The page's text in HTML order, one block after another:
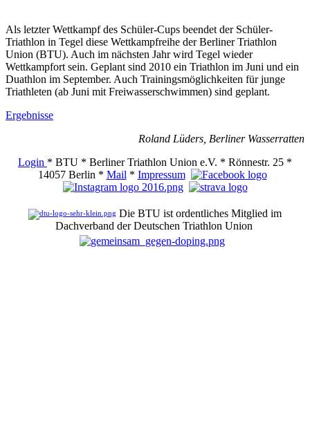
Als letzter Wettkampf des Schüler-Cups beendet der Schüler-
Triathlon in Tegel diese Wettkampfreihe der Berliner Triathlon
Union (BTU). Auch im nächsten Jahr wird Tegel wieder
Wettkampfort sein. Geplant sind 2010 ein Triathlon im Juni und ein
Duathlon im September. Auch Trainingsmöglichkeiten für junge
Triathleten (ab Juni mit Freiwasserschwimmen) sind geplant.
Ergebnisse
Roland Lüders, Berliner Wasserratten
Login * BTU * Berliner Triathlon Union e.V. * Rönnestr. 25 *
14057 Berlin * Mail * Impressum
Die BTU ist ordentliches Mitglied im
Dachverband der Deutschen Triathlon Union